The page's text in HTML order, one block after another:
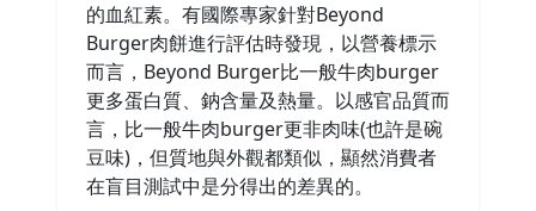
的血紅素。有國際專家針對Beyond
Burger肉餅進行評估時發現，以營養標示
而言，Beyond Burger比一般牛肉burger
更多蛋白質、鈉含量及熱量。以感官品質而
言，比一般牛肉burger更非肉味(也許是碗
豆味)，但質地與外觀都類似，顯然消費者
在盲目測試中是分得出的差異的。